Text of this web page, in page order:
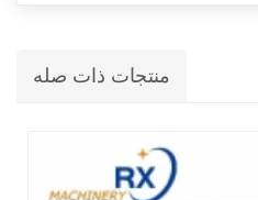
منتجات ذات صله